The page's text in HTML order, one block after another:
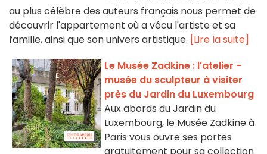
au plus célèbre des auteurs français nous permet de
découvrir l'appartement où a vécu l'artiste et sa
famille, ainsi que son univers artistique. [Lire la suite]
Le Musée Zadkine : l'atelier -
musée du sculpteur à visiter
près du Jardin du Luxembourg
Aux abords du Jardin du
Luxembourg, le Musée Zadkine à
Paris vous ouvre ses portes